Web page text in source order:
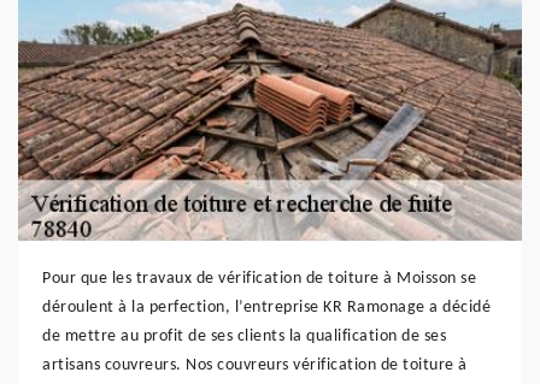
Pour que les travaux de vérification de toiture à Moisson se
déroulent à la perfection, l’entreprise KR Ramonage a décidé
de mettre au profit de ses clients la qualification de ses
artisans couvreurs. Nos couvreurs vérification de toiture à